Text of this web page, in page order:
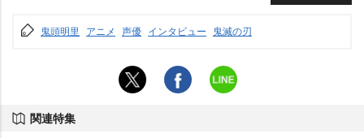
鬼頭明里 アニメ 声優 インタビュー 鬼滅の刃
関連特集